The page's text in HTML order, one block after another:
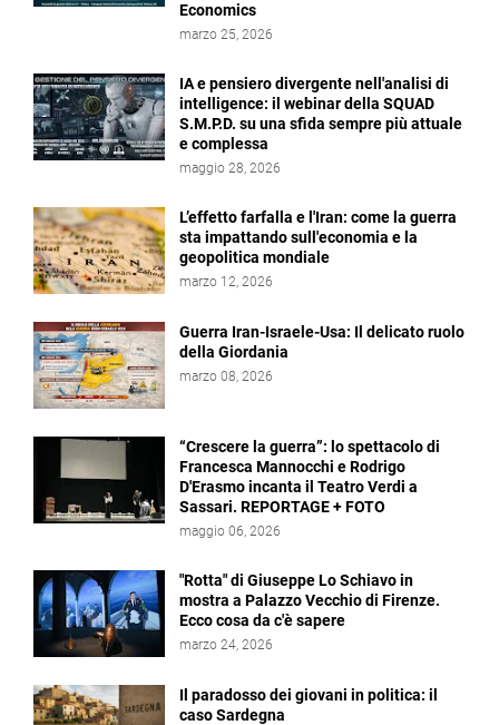
Economics
marzo 25, 2026
IA e pensiero divergente nell'analisi di
intelligence: il webinar della SQUAD
S.M.P.D. su una sfida sempre più attuale
e complessa
maggio 28, 2026
L’effetto farfalla e l'Iran: come la guerra
sta impattando sull'economia e la
geopolitica mondiale
marzo 12, 2026
Guerra Iran-Israele-Usa: Il delicato ruolo
della Giordania
marzo 08, 2026
“Crescere la guerra”: lo spettacolo di
Francesca Mannocchi e Rodrigo
D'Erasmo incanta il Teatro Verdi a
Sassari. REPORTAGE + FOTO
maggio 06, 2026
"Rotta" di Giuseppe Lo Schiavo in
mostra a Palazzo Vecchio di Firenze.
Ecco cosa da c'è sapere
marzo 24, 2026
Il paradosso dei giovani in politica: il
caso Sardegna